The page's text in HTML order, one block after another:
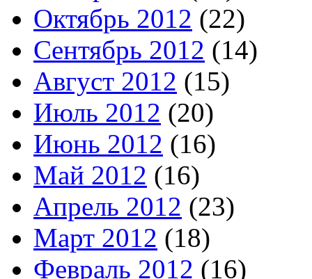
Октябрь 2012 (22)
Сентябрь 2012 (14)
Август 2012 (15)
Июль 2012 (20)
Июнь 2012 (16)
Май 2012 (16)
Апрель 2012 (23)
Март 2012 (18)
Февраль 2012 (16)